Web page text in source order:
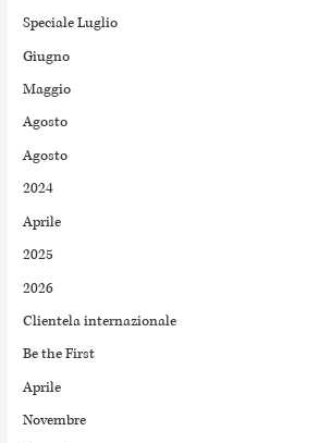
Speciale Luglio
Giugno
Maggio
Agosto
Agosto
2024
Aprile
2025
2026
Clientela internazionale
Be the First
Aprile
Novembre